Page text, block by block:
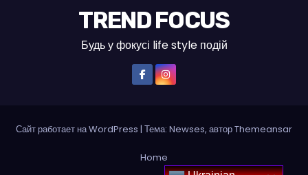
TREND FOCUS
Будь у фокусі life style подій
Сайт работает на WordPress | Тема: Newses, авторThemeansar
Home